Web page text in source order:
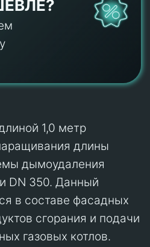
1,0 метр
длины
дымоудаления
DN 350. Данный
в составе фасадных
сгорания и подачи
газовых котлов.